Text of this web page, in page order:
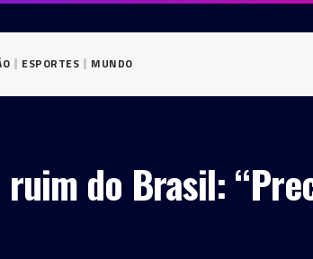
ESPORTES MUNDO
do Brasil: